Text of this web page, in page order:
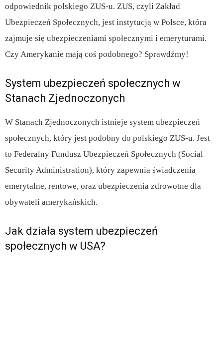
odpowiednik polskiego ZUS-u. ZUS, czyli Zakład
Ubezpieczeń Społecznych, jest instytucją w Polsce, która
zajmuje się ubezpieczeniami społecznymi i emeryturami.
Czy Amerykanie mają coś podobnego? Sprawdźmy!
System ubezpieczeń społecznych w
Stanach Zjednoczonych
W Stanach Zjednoczonych istnieje system ubezpieczeń
społecznych, który jest podobny do polskiego ZUS-u. Jest
to Federalny Fundusz Ubezpieczeń Społecznych (Social
Security Administration), który zapewnia świadczenia
emerytalne, rentowe, oraz ubezpieczenia zdrowotne dla
obywateli amerykańskich.
Jak działa system ubezpieczeń
społecznych w USA?